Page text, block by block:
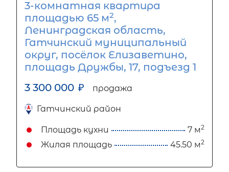
3-комнатная квартира
площадью 65 м2,
Ленинградская область,
Гатчинский муниципальный
округ, посёлок Елизаветино,
площадь Дружбы, 17, подъезд 1
3 300 000 ₽ продажа
Гатчинский район
Площадь кухни 7 м2
Жилая площадь 45.50 м2